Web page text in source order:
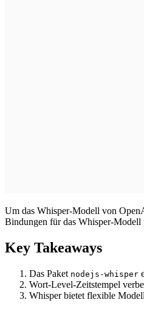
Um das Whisper-Modell von
Bindungen für das Whisper-
Key Takeaways
Das Paket nodejs-whisper
Wort-Level-Zeitstempel
Whisper bietet flexible